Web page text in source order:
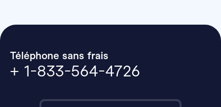
Téléphone sans frais
+ 1-833-564-4726